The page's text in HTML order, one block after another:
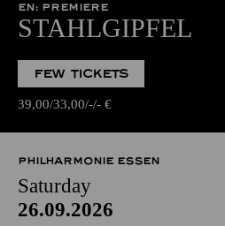
EN: PREMIERE
STAHLGIPFEL
FEW TICKETS
39,00 33,00 - - €
PHILHARMONIE ESSEN
Saturday
26.09.2026